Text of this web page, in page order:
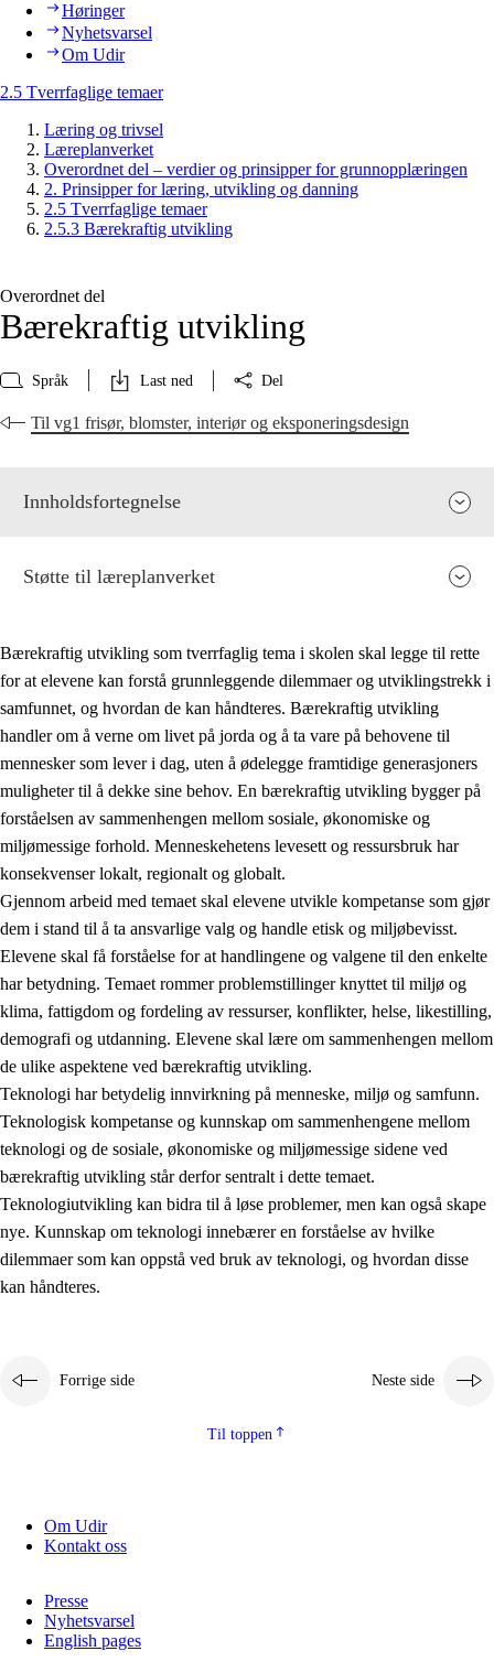
Høringer
Nyhetsvarsel
Om Udir
2.5 Tverrfaglige temaer
Læring og trivsel
Læreplanverket
Overordnet del – verdier og prinsipper for grunnopplæringen
2. Prinsipper for læring, utvikling og danning
2.5 Tverrfaglige temaer
2.5.3 Bærekraftig utvikling
Overordnet del
Bærekraftig utvikling
Språk Last ned Del
Til vg1 frisør, blomster, interiør og eksponeringsdesign
Innholdsfortegnelse
2. Prinsipper for læring, utvikling og danning
2.1 Sosial læring og utvikling
2.2 Kompetanse i fagene
2.3 Grunnleggende ferdigheter
2.4 Å lære å lære
Tverrfaglige temaer
2.5 Tverrfaglige temaer
2.5.1 Folkehelse og livsmestring
2.5.2 Demokrati og medborgerskap
2.5.3 Bærekraftig utvikling
Støtte til læreplanverket
Bærekraftig utvikling som tverrfaglig tema i skolen skal legge til rette
for at elevene kan forstå grunnleggende dilemmaer og utviklingstrekk i
samfunnet, og hvordan de kan håndteres. Bærekraftig utvikling
handler om å verne om livet på jorda og å ta vare på behovene til
mennesker som lever i dag, uten å ødelegge framtidige generasjoners
muligheter til å dekke sine behov. En bærekraftig utvikling bygger på
forståelsen av sammenhengen mellom sosiale, økonomiske og
miljømessige forhold. Menneskehetens levesett og ressursbruk har
konsekvenser lokalt, regionalt og globalt.
Gjennom arbeid med temaet skal elevene utvikle kompetanse som gjør
dem i stand til å ta ansvarlige valg og handle etisk og miljøbevisst.
Elevene skal få forståelse for at handlingene og valgene til den enkelte
har betydning. Temaet rommer problemstillinger knyttet til miljø og
klima, fattigdom og fordeling av ressurser, konflikter, helse, likestilling,
demografi og utdanning. Elevene skal lære om sammenhengen mellom
de ulike aspektene ved bærekraftig utvikling.
Teknologi har betydelig innvirkning på menneske, miljø og samfunn.
Teknologisk kompetanse og kunnskap om sammenhengene mellom
teknologi og de sosiale, økonomiske og miljømessige sidene ved
bærekraftig utvikling står derfor sentralt i dette temaet.
Teknologiutvikling kan bidra til å løse problemer, men kan også skape
nye. Kunnskap om teknologi innebærer en forståelse av hvilke
dilemmaer som kan oppstå ved bruk av teknologi, og hvordan disse
kan håndteres.
Forrige side Neste side
Til toppen
Om Udir
Kontakt oss
Presse
Nyhetsvarsel
English pages